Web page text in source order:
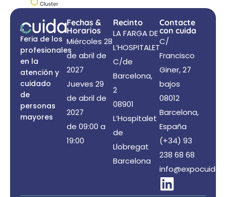
Feria de los
profesionales
en la
atención y
cuidado
de
personas
mayores
Fechas &
Horarios
Miércoles 28
de abril de
2027
Jueves 29
de abril de
2027
de 09:00 a
19:00
Recinto
LA FARGA DE
L’HOSPITALET
C/de
Barcelona,
2
08901
L’Hospitalet
de
Llobregat
Barcelona
Contacte
con cuida
C/
Francisco
Giner, 27
bajos
08012
Barcelona,
España
(+34) 93
238 68 68